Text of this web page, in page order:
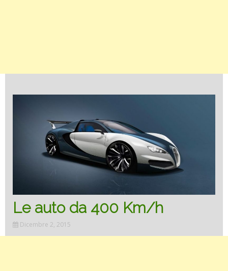
Le auto da 400 Km/h
Dicembre 2, 2015